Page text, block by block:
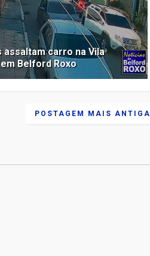
assaltam carro na Vila
em Belford Roxo
POSTAGEM MAIS ANTIGA